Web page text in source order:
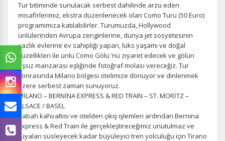
Tur bitiminde sunulacak serbest dahilinde arzu eden
misafirlerimiz, ekstra düzenlenecek olan Como Turu (50 Euro)
programımıza katılabilirler. Turumuzda, Hollywood
ünlülerinden Avrupa zenginlerine, dünya jet sosyetesinin
yazlık evlerine ev sahipliği yapan, lüks yaşamı ve doğal
güzellikleri ile ünlü Como Gölü ‘nü ziyaret edecek ve gölün
eşsiz manzarası eşliğinde fotoğraf molası vereceğiz. Tur
sonrasında Milano bölgesi otelimize dönüyor ve dinlenmek
üzere serbest zaman sunuyoruz.
MİLANO – BERNİNA EXPRESS & RED TRAIN – ST. MORİTZ –
ALSACE / BASEL
Sabah kahvaltısı ve otelden çıkış işlemleri ardından Bernina
Express & Red Train ile gerçekleştireceğimiz unutulmaz ve
rüyaları süsleyecek kadar büyüleyici tren yolculuğu için Tirano